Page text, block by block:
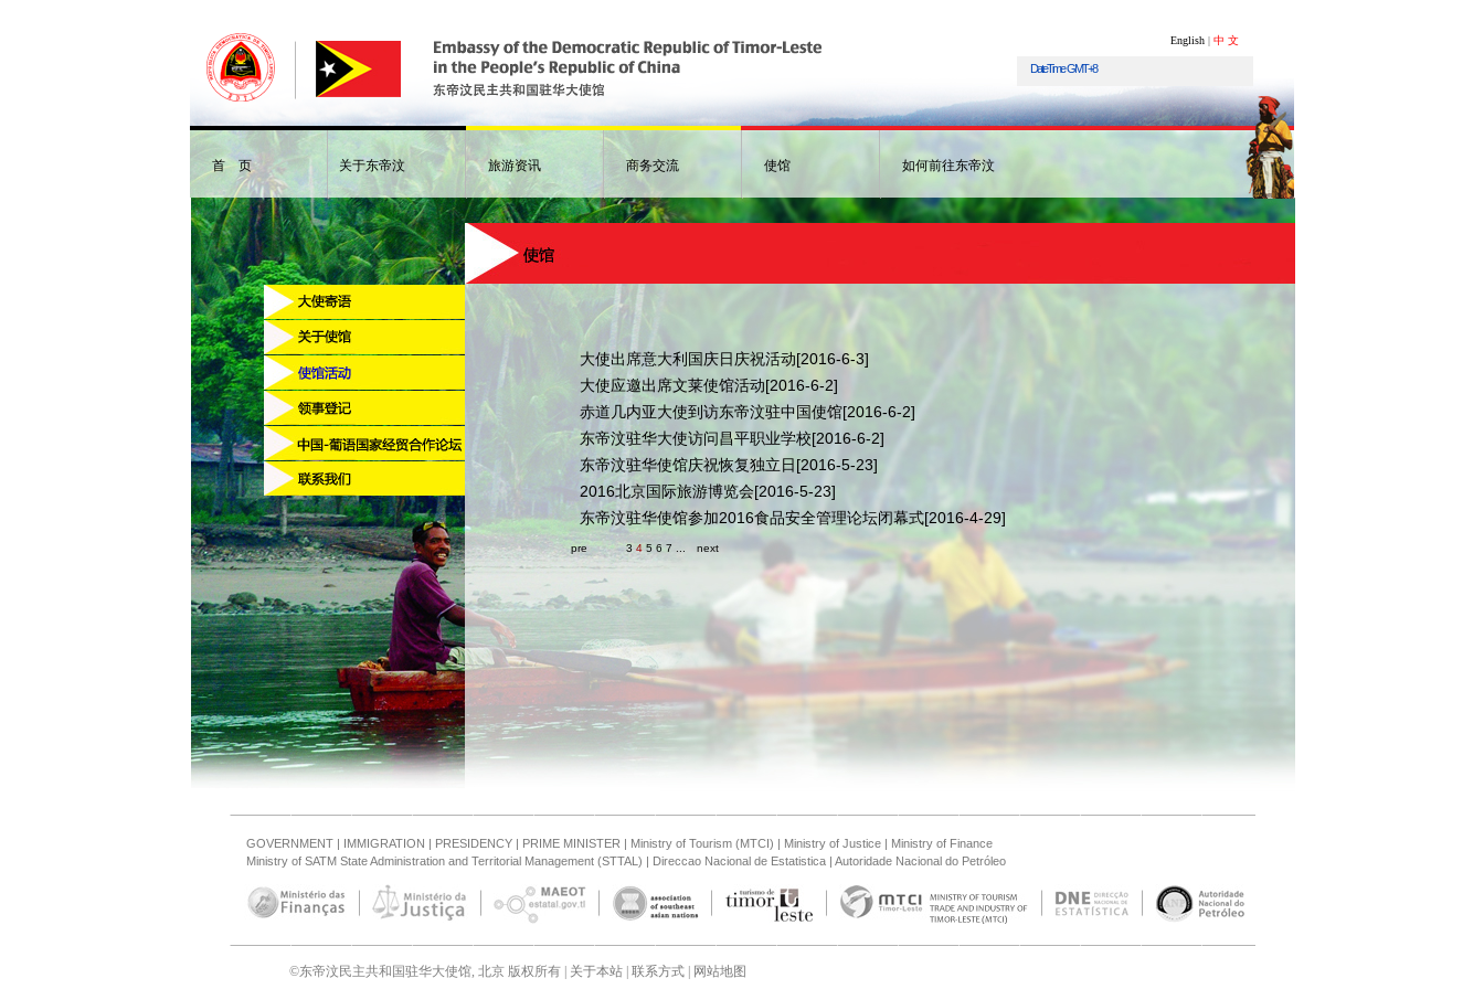
English | 中 文
DateTimeGMT+8
首 页 关于东帝汶 旅游资讯 商务交流 使馆 如何前往东帝汶
大使出席意大利国庆日庆祝活动[2016-6-3]
大使应邀出席文莱使馆活动[2016-6-2]
赤道几内亚大使到访东帝汶驻中国使馆[2016-6-2]
东帝汶驻华大使访问昌平职业学校[2016-6-2]
东帝汶驻华使馆庆祝恢复独立日[2016-5-23]
2016北京国际旅游博览会[2016-5-23]
东帝汶驻华使馆参加2016食品安全管理论坛闭幕式[2016-4-29]
pre 3 4 5 6 7 next
GOVERNMENT| IMMIGRATION | PRESIDENCY| PRIME MINISTER | Ministry of Tourism (MTCI) | Ministry of Justice| Ministry of Finance
Ministry of SATM State Administration and Territorial Management (STTAL) | Direccao Nacional de Estatistica| Autoridade Nacional do Petróleo
©东帝汶民主共和国驻华大使馆, 北京 版权所有 | 关于本站| 联系方式| 网站地图